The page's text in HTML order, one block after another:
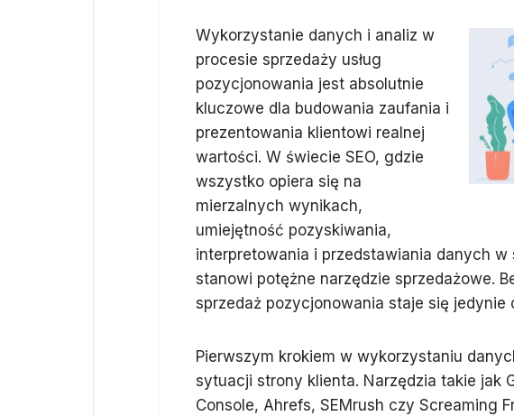
Wykorzystanie danych i analiz w
procesie sprzedaży usług
pozycjonowania jest absolutnie
kluczowe dla budowania zaufania i
prezentowania klientowi realnej
wartości. W świecie SEO, gdzie
wszystko opiera się na
mierzalnych wynikach,
umiejętność pozyskiwania,
interpretowania i przedstawiania danych w
stanowi potężne narzędzie sprzedażowe.
sprzedaż pozycjonowania staje się jedynie
Pierwszym krokiem w wykorzystaniu
sytuacji strony klienta. Narzędzia takie jak
Console, Ahrefs, SEMrush czy Screaming